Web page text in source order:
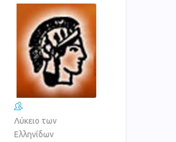
Λύκειο των
Ελληνίδων